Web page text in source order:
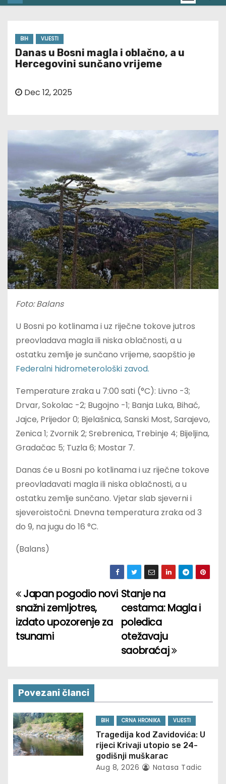
BIH VIJESTI
Danas u Bosni magla i oblačno, a u
Hercegovini sunčano vrijeme
Dec 12, 2025
Foto: Balans
U Bosni po kotlinama i uz riječne tokove jutros
preovladava magla ili niska oblačnosti, a u
ostatku zemlje je sunčano vrijeme, saopštio je
Federalni hidrometerološki zavod.
Temperature zraka u 7:00 sati (°C): Livno -3;
Drvar, Sokolac -2; Bugojno -1; Banja Luka, Bihać,
Jajce, Prijedor 0; Bjelašnica, Sanski Most, Sarajevo,
Zenica 1; Zvornik 2; Srebrenica, Trebinje 4; Bijeljina,
Gradačac 5; Tuzla 6; Mostar 7.
Danas će u Bosni po kotlinama i uz riječne tokove
preovladavati magla ili niska oblačnosti, a u
ostatku zemlje sunčano. Vjetar slab sjeverni i
sjeveroistočni. Dnevna temperatura zraka od 3
do 9, na jugu do 16 °C.
(Balans)
P
o
s
n
a
v
i
Stanje na
cestama: Magla i
poledica
otežavaju
saobraćaj
Japan pogodio novi
snažni zemljotres,
izdato upozorenje za
tsunami
Povezani članci
BIH CRNA HRONIKA VIJESTI
Tragedija kod Zavidovića: U
rijeci Krivaji utopio se 24-
godišnji muškarac
Aug 8, 2026 Natasa Tadic